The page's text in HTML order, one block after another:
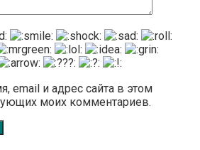
email и адрес сайта в этом
моих комментариев.